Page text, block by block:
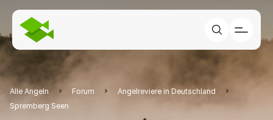
Alle Angeln Forum
Angelreviere in Deutschland
Spremberg Seen